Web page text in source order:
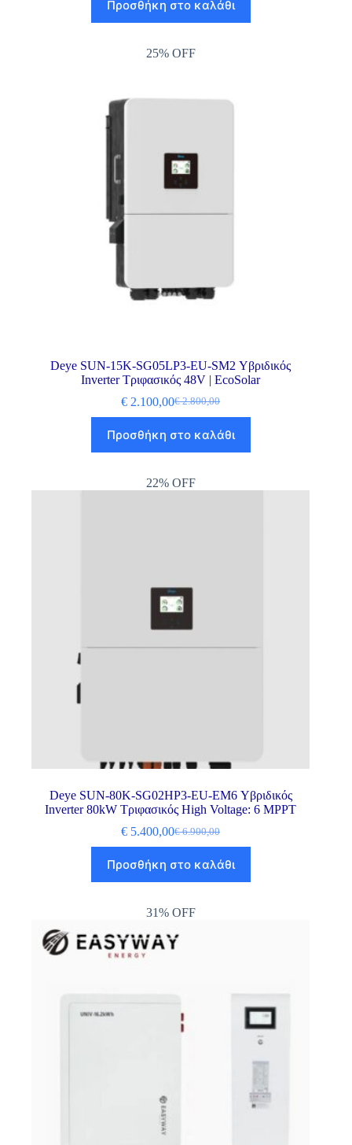
Προσθήκη στο καλάθι
25% OFF
Deye SUN-15K-SG05LP3-EU-SM2 Υβριδικός
Inverter Τριφασικός 48V | EcoSolar
€2.800,00
€ 2.100,00
Προσθήκη στο καλάθι
22% OFF
Deye SUN-80K-SG02HP3-EU-EM6 Υβριδικός
Inverter 80kW Τριφασικός High Voltage: 6 MPPT
€6.900,00
€ 5.400,00
Προσθήκη στο καλάθι
31% OFF